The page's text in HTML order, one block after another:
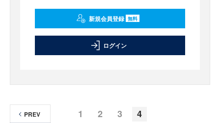
新規会員登録 無料
ログイン
1 2 3 4
PREV